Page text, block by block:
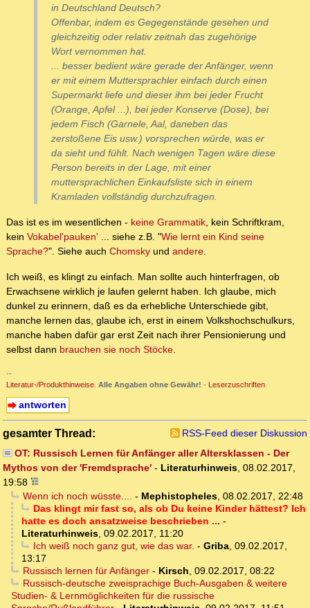
in Deutschland Deutsch?
Offenbar, indem es Gegegenstände gesehen und
gleichzeitig oder relativ zeitnah das zugehörige
Wort vernommen hat.
... besser bedient wäre gerade der Anfänger, wenn
er mit einem Muttersprachler einfach durch einen
Supermarkt liefe und dieser ihm bei jeder Frucht
(Orange, Apfel ...), bei jeder Konserve (Dose), bei
jedem Fisch (Garnele, Aal, daneben das
zerstoßene Eis usw.) vorsprechen würde, was er
da sieht und fühlt. Nach wenigen Tagen wäre diese
Person bereits in der Lage, mit einer
muttersprachlichen Einkaufsliste sich in einem
Kramladen vollständig durchzufragen.
Das ist es im wesentlichen - keine Grammatik, kein Schriftkram,
kein Vokabel'pauken' ... siehe z.B. "Wie lernt ein Kind seine
Sprache?". Siehe auch Chomsky und andere.
Ich weiß, es klingt zu einfach. Man sollte auch hinterfragen, ob
Erwachsene wirklich je laufen gelernt haben. Ich glaube, mich
dunkel zu erinnern, daß es da erhebliche Unterschiede gibt,
manche lernen das, glaube ich, erst in einem Volkshochschulkurs,
manche haben dafür gar erst Zeit nach ihrer Pensionierung und
selbst dann brauchen sie noch Stöcke.
--
Literatur-/Produkthinweise. Alle Angaben ohne Gewähr! - Leserzuschriften
antworten
gesamter Thread:
RSS-Feed dieser Diskussion
OT: Russisch Lernen für Anfänger aller Altersklassen - Der
Mythos von der 'Fremdsprache' - Literaturhinweis, 08.02.2017,
19:58
Wenn ich noch wüsste.... - Mephistopheles, 08.02.2017, 22:48
Das klingt mir fast so, als ob Du keine Kinder hättest? Ich
hatte es doch ansatzweise beschrieben ... -
Literaturhinweis, 09.02.2017, 11:20
Ich weiß noch ganz gut, wie das war. - Griba, 09.02.2017,
13:17
Russisch lernen für Anfänger- Kirsch, 09.02.2017, 08:22
Russisch-deutsche zweisprachige Buch-Ausgaben & weitere
Studien- & Lernmöglichkeiten für die russische